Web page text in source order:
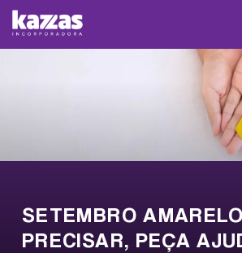
SETEMBRO
PRECISAR, PEÇA